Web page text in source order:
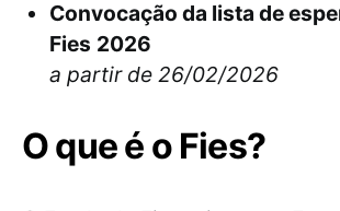
Convocação da lista de
Fies 2026
a partir de 26/02/2026
O que é o Fies?